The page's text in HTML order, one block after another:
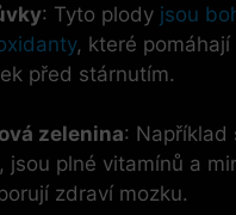
: Tyto plody jsou
, které pomáhají
před stárnutím.
zelenina: Například
jsou plné vitamínů a
zdraví mozku.